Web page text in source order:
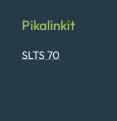
Pikalinkit
SLTS 70